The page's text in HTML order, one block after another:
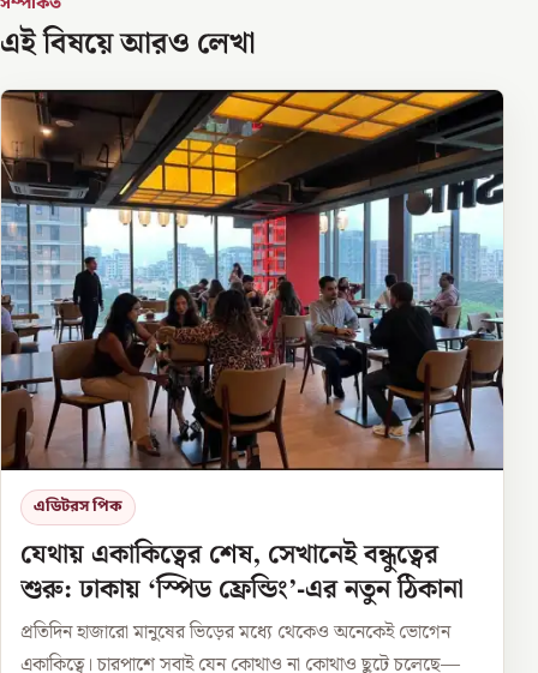
এই বিষয়ে আরও লেখা
এডিটরস পিক
যেথায় একাকিত্বের শেষ, সেখানেই বন্ধুত্বের
শুরু: ঢাকায় ‘স্পিড ফ্রেন্ডিং’-এর নতুন ঠিকানা
প্রতিদিন হাজারো মানুষের ভিড়ের মধ্যে থেকেও অনেকেই ভোগেন
একাকিত্বে। চারপাশে সবাই যেন কোথাও না কোথাও ছুটে চলেছে—